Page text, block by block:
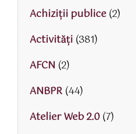
Achiziții publice(2)
Activităţi (381)
AFCN (2)
ANBPR(44)
Atelier Web 2.0(7)